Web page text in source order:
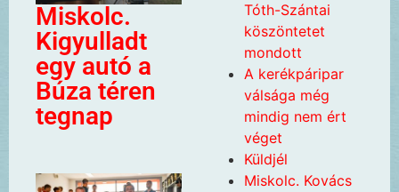
Miskolc.
Kigyulladt
egy autó a
Búza téren
tegnap
Tóth-Szántai
köszöntetet
mondott
A kerékpáripar
válsága még
mindig nem ért
véget
Küldjél
Miskolc. Kovács